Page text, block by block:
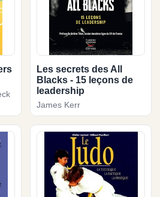
Les secrets des All
Blacks - 15 leçons de
leadership
James Kerr